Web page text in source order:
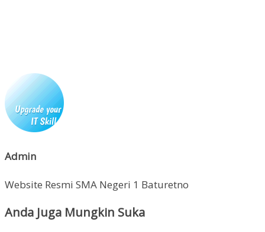
Admin
Website Resmi SMA Negeri 1 Baturetno
Anda Juga Mungkin Suka